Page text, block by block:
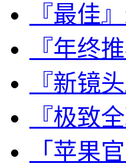
『最佳
『年终
『新镜
『极致
「苹果